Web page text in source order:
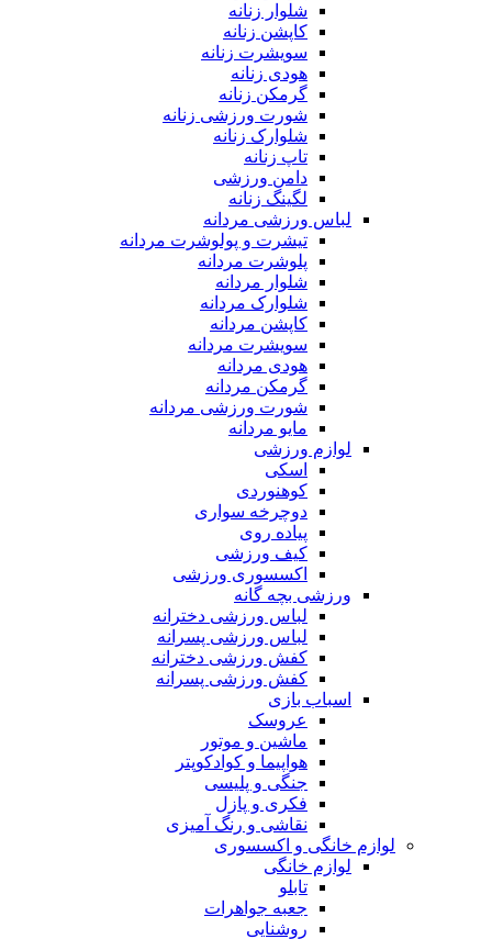
شلوار زنانه
کاپشن زنانه
سویشرت زنانه
هودی زنانه
گرمکن زنانه
شورت ورزشی زنانه
شلوارک زنانه
تاپ زنانه
دامن ورزشی
لگینگ زنانه
لباس ورزشی مردانه
تیشرت و پولوشرت مردانه
پلوشرت مردانه
شلوار مردانه
شلوارک مردانه
کاپشن مردانه
سویشرت مردانه
هودی مردانه
گرمکن مردانه
شورت ورزشی مردانه
مایو مردانه
لوازم ورزشی
اسکی
کوهنوردی
دوچرخه سواری
پیاده روی
کیف ورزشی
اکسسوری ورزشی
ورزشی بچه گانه
لباس ورزشی دخترانه
لباس ورزشی پسرانه
کفش ورزشی دخترانه
کفش ورزشی پسرانه
اسباب بازی
عروسک
ماشین و موتور
هواپیما و کوادکوپتر
جنگی و پلیسی
فکری و پازل
نقاشی و رنگ آمیزی
لوازم خانگی و اکسسوری
لوازم خانگی
تابلو
جعبه جواهرات
روشنایی